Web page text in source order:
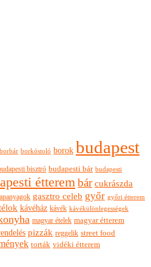
borbár borkóstoló borok budapest
bisztró budapesti bár budapesti
étterembár cukrászda
gasztro celeb győr győri étterem
kávéház kávék kávékülönlegességek
magyar ételek magyar étterem
pizzák reggelik street food
torták vidéki étterem